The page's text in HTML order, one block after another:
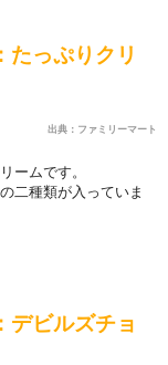
：たっぷりクリ
出典：ファミリーマート
ームです。
二種類が入っていま
：デビルズチョ